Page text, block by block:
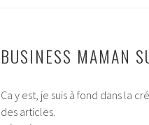
BUSINESS MAMAN
Ca y est, je suis à fond dans la
des articles.